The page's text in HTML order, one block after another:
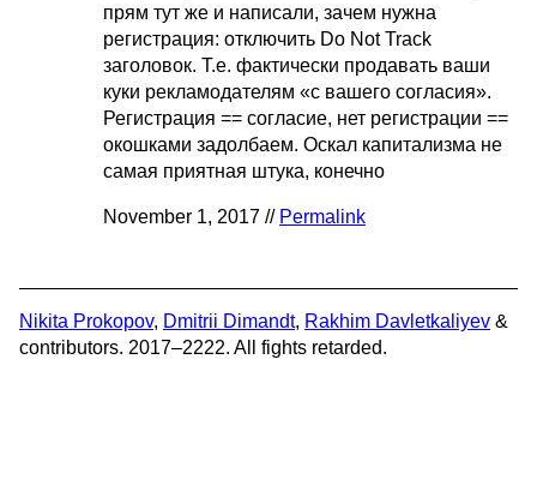
прям тут же и написали, зачем нужна
регистрация: отключить Do Not Track
заголовок. Т.е. фактически продавать ваши
куки рекламодателям «с вашего согласия».
Регистрация == согласие, нет регистрации ==
окошками задолбаем. Оскал капитализма не
самая приятная штука, конечно
November 1, 2017 // Permalink
Nikita Prokopov, Dmitrii Dimandt, Rakhim Davletkaliyev &
contributors. 2017–2222. All fights retarded.